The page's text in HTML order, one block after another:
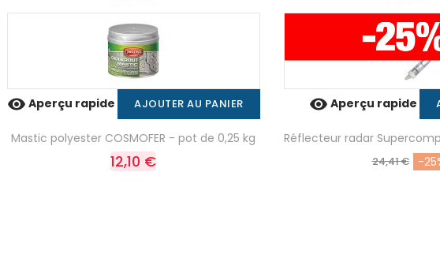
 Aperçu rapide AJOUTER AU PANIER
Mastic polyester COSMOFER - pot de 0,25 kg
12,10 €
 Aperçu rapide
Réflecteur radar
24,41 € -